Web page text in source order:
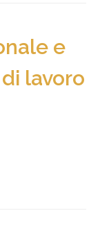
e
lavoro